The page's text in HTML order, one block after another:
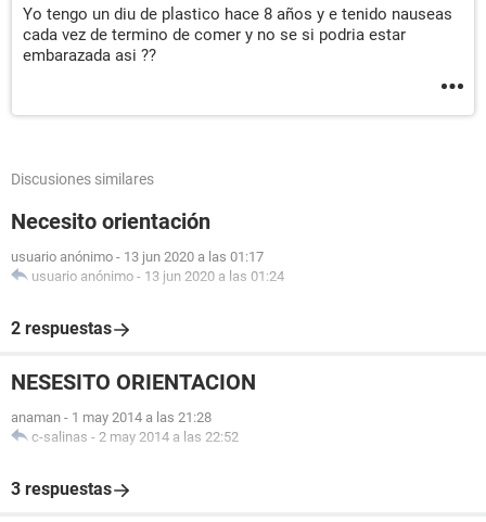
Yo tengo un diu de plastico hace 8 años y e tenido nauseas
cada vez de termino de comer y no se si podria estar
embarazada asi ??
Discusiones similares
Necesito orientación
usuario anónimo - 13 jun 2020 a las 01:17
usuario anónimo - 13 jun 2020 a las 01:24
2 respuestas
NESESITO ORIENTACION
anaman - 1 may 2014 a las 21:28
c-salinas - 2 may 2014 a las 22:52
3 respuestas